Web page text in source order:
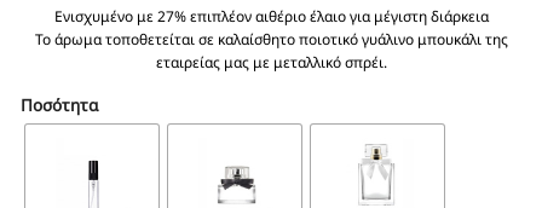
€3.00
through
€19.00
Ενισχυμένο με 27% επιπλέον αιθέριο έλαιο για μέγιστη διάρκεια
Το άρωμα τοποθετείται σε καλαίσθητο ποιοτικό γυάλινο μπουκάλι της
εταιρείας μας με μεταλλικό σπρέι.
Ποσότητα